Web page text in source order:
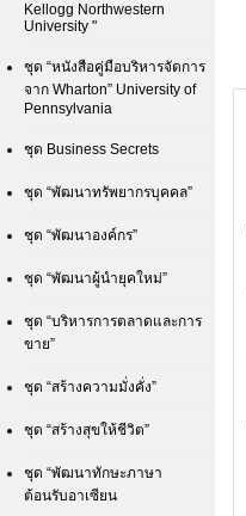
Kellogg Northwestern
University "
ชุด “หนังสือคู่มือบริหารจัดการ
จาก Wharton” University of
Pennsylvania
ชุด Business Secrets
ชุด “พัฒนาทรัพยากรบุคคล”
ชุด “พัฒนาองค์กร”
ชุด “พัฒนาผู้นำยุคใหม่”
ชุด “บริหารการตลาดและการ
ขาย”
ชุด “สร้างความมั่งคั่ง”
ชุด “สร้างสุขให้ชีวิต”
ชุด “พัฒนาทักษะภาษา
ต้อนรับอาเซียน